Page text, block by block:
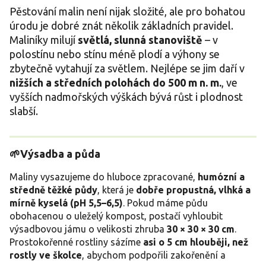
Pěstování malin není nijak složité, ale pro bohatou
úrodu je dobré znát několik základních pravidel.
Maliníky milují světlá, slunná stanoviště – v
polostínu nebo stínu méně plodí a výhony se
zbytečně vytahují za světlem. Nejlépe se jim daří v
nižších a středních polohách do 500 m n. m. , ve
vyšších nadmořských výškách bývá růst i plodnost
slabší.
🌱Výsadba a půda
Maliny vysazujeme do hluboce zpracované, humózní a
středně těžké půdy , která je dobře propustná, vlhká a
mírně kyselá (pH 5,5–6,5) . Pokud máme půdu
obohacenou o uleželý kompost, postačí vyhloubit
výsadbovou jámu o velikosti zhruba 30 × 30 × 30 cm
Prostokořenné rostliny sázíme asi o 5 cm hlouběji, než
rostly ve školce , abychom podpořili zakořenění a